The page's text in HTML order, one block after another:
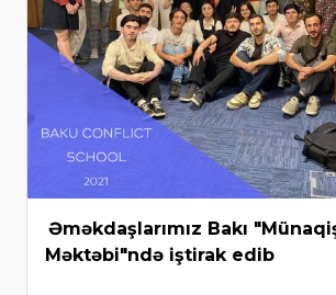
Əməkdaşlarımız Bakı
Məktəbi"ndə iştirak edib